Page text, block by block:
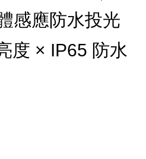
感應防水投光
度 × IP65 防水